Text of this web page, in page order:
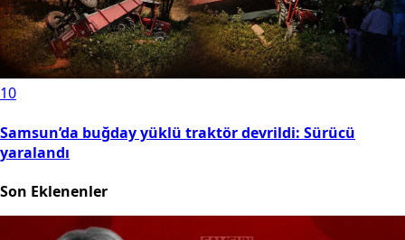
10
Samsun’da buğday yüklü traktör devrildi: Sürücü
yaralandı
Son Eklenenler